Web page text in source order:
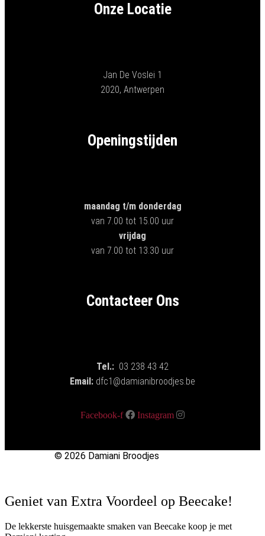
Onze Locatie
Jan De Voslei 1
2020, Antwerpen
Openingstijden
maandag t/m donderdag
van 7.00 tot 15.00 uur
vrijdag
van 7.00 tot 13.30 uur
Contacteer Ons
Tel.: 03 238 43 42
Email: dfc1@damianibroodjes.be
Facebook-f Instagram
© 2026 Damiani Broodjes
Geniet van Extra Voordeel op Beecake!
De lekkerste huisgemaakte smaken van Beecake koop je met